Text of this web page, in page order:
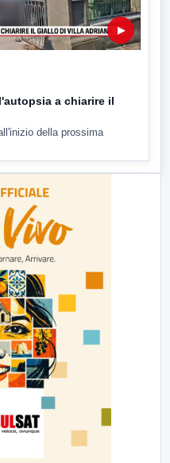
▶
a chiarire il
della prossima